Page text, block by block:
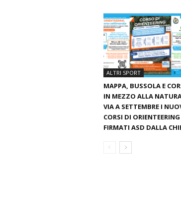
ALTRI SPORT
MAPPA, BUSSOLA E
IN MEZZO ALLA
VIA A SETTEMBRE I
CORSI DI ORIENTEERING
FIRMATI ASD DALLA